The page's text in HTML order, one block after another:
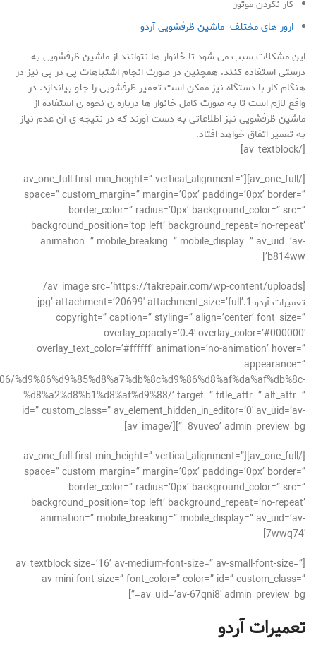
کار نکردن موتور
ارور های مختلف ماشین ظرفشویی آردو
این مشکلات سبب می شود تا خانوار ها نتوانند از ماشین ظرفشویی به
درستی استفاده کنند. همچنین در صورت انجام اشتباهات پی در پی نیز در
هنگام کار با دستگاه نیز ممکن است تعمیر ظرفشویی را جلو بیاندازد. در
واقع لازم است تا به صورت کامل خانوار ها درباره ی نحوه ی استفاده از
ماشین ظرفشویی نیز اطلاعاتی به دست آورند که در نتیجه ی آن عدم نیاز
به تعمیر اتفاق خواهد افتاد.
[/av_textblock]
[/av_one_full][av_one_full first min_height=” vertical_alignment=”
space=” custom_margin=” margin=’0px’ padding=’0px’ border=”
border_color=” radius=’0px’ background_color=” src=”
background_position=’top left’ background_repeat=’no-repeat’
animation=” mobile_breaking=” mobile_display=” av_uid=’av-
b814ww’]
[av_image src=’https://takrepair.com/wp-content/uploads/
تعمیرات-آردو-1.jpg’ attachment=’20699′ attachment_size=’full’
copyright=” caption=” styling=” align=’center’ font_size=”
overlay_opacity=’0.4′ overlay_color=’#000000′
overlay_text_color=’#ffffff’ animation=’no-animation’ hover=”
appearance=”
%d8%a2%d8%b1%d8%af%d9%88/’ target=” title_attr=” alt_attr=”
id=” custom_class=” av_element_hidden_in_editor=’0′ av_uid=’av-
8vuveo’ admin_preview_bg=”][/av_image]
[/av_one_full][av_one_full first min_height=” vertical_alignment=”
space=” custom_margin=” margin=’0px’ padding=’0px’ border=”
border_color=” radius=’0px’ background_color=” src=”
background_position=’top left’ background_repeat=’no-repeat’
animation=” mobile_breaking=” mobile_display=” av_uid=’av-
7wwq74′]
[av_textblock size=’16’ av-medium-font-size=” av-small-font-size=”
av-mini-font-size=” font_color=” color=” id=” custom_class=”
av_uid=’av-67qni8′ admin_preview_bg=”]
تعمیرات آردو